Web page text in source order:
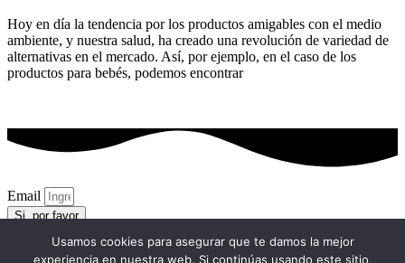
Hoy en día la tendencia por los productos amigables con el medio
ambiente, y nuestra salud, ha creado una revolución de variedad de
alternativas en el mercado. Así, por ejemplo, en el caso de los
productos para bebés, podemos encontrar
Email
Si, por favor
Politica de cookies
Usamos cookies para asegurar que te damos la mejor
experiencia en nuestra web. Si continúas usando este sitio,